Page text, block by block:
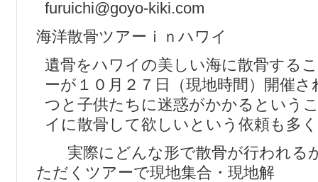
furuichi@goyo-kiki.com
海洋散骨ツアーｉｎハワイ
遺骨をハワイの美しい海に散骨する
ーが１０月２７日（現地時間）開催
つと子供たちに迷惑がかかるという
イに散骨して欲しいという依頼も多
実際にどんな形で散骨が行われる
ただくツアーで現地集合・現地解